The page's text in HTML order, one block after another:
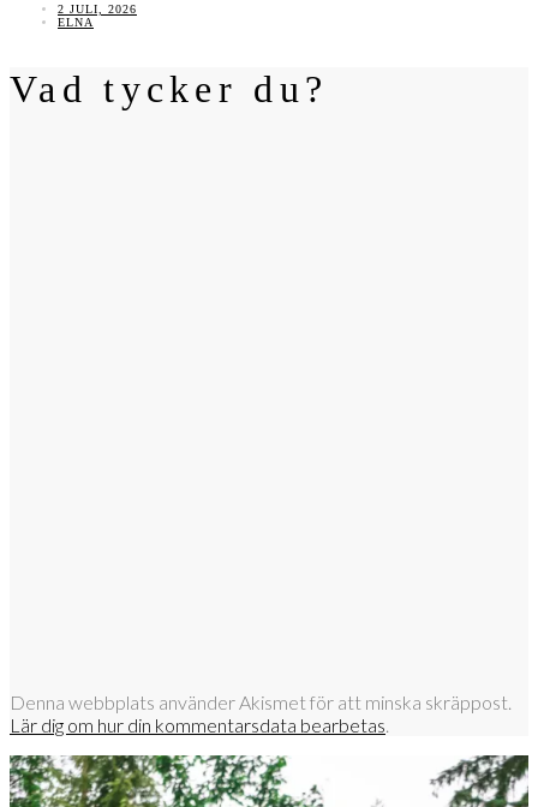
2 JULI, 2026
ELNA
Vad tycker du?
Denna webbplats använder Akismet för att minska skräppost.
Lär dig om hur din kommentarsdata bearbetas.